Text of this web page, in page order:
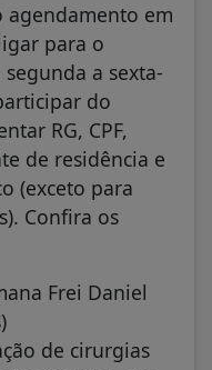
agendamento em
para o
a sexta-
do
RG, CPF,
de residência e
(exceto para
Confira os
Frei Daniel
de cirurgias